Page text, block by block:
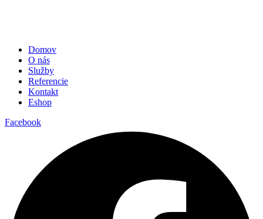
Domov
O nás
Služby
Referencie
Kontakt
Eshop
Facebook